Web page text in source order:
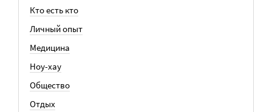
Кто есть кто
Личный опыт
Медицина
Ноу-хау
Общество
Отдых